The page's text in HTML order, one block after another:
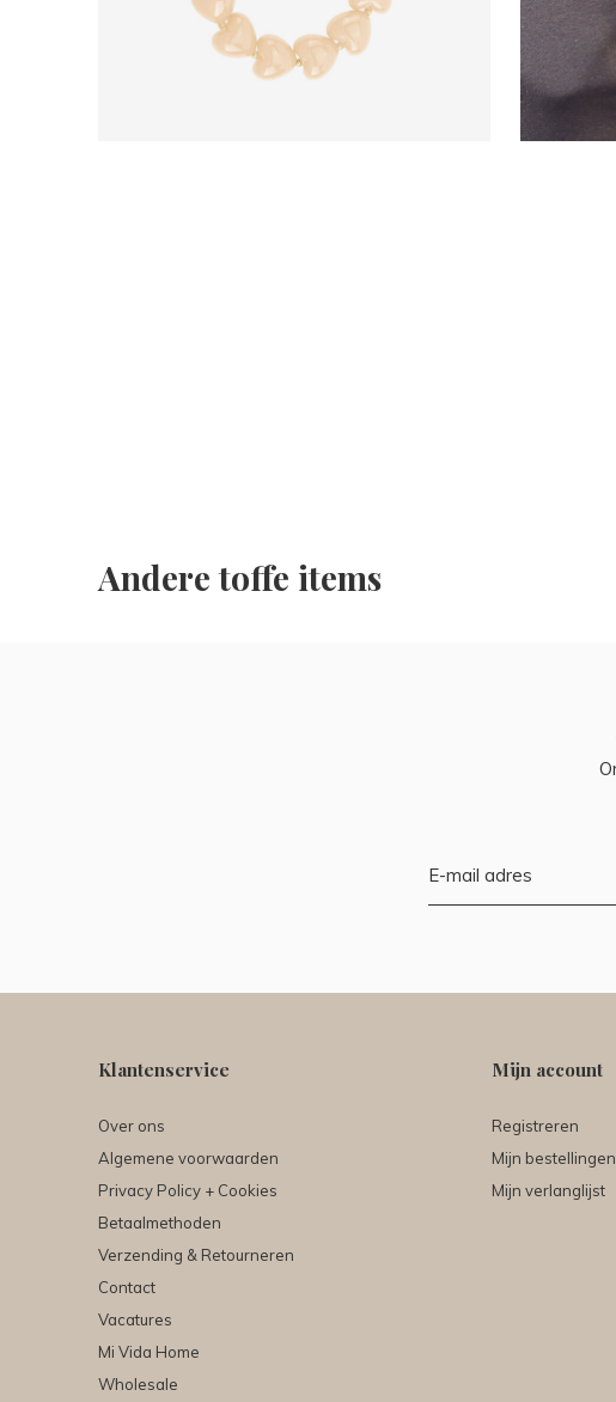
Andere toffe items
Klantenservice
Over ons
Algemene voorwaarden
Privacy Policy + Cookies
Betaalmethoden
Verzending & Retourneren
Contact
Vacatures
Mi Vida Home
Wholesale
Mijn account
Registreren
Mijn bestellingen
Mijn verlanglijst